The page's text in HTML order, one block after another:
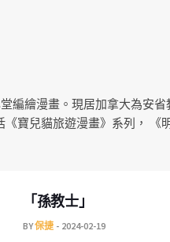
編繪漫畫。現居加拿大為安
寶兒貓旅遊漫畫》系列， 《
「孫教士」
BY保捷 2024-02-19